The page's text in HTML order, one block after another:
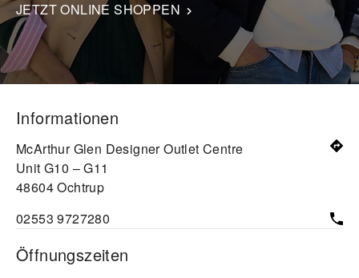
JETZT ONLINE SHOPPEN
Informationen
McArthur Glen Designer Outlet Centre
Unit G10 – G11
48604Ochtrup
02553 9727280
Öffnungszeiten